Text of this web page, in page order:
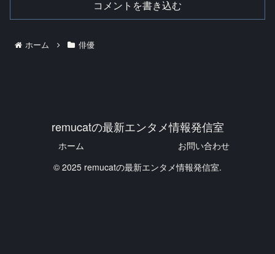
コメントを書き込む
ホーム 俳優
remucatの最新エンタメ情報発信室
ホーム
お問い合わせ
© 2025 remucatの最新エンタメ情報発信室.